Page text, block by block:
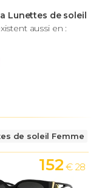
Lunettes de soleil
aussi en :
de soleil Femme
152 € 28